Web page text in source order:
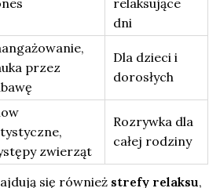
dni
przez
Dla dzieci i
dorosłych
zwierząt
Rozrywka dla
całej rodziny
się również strefy relaksu,